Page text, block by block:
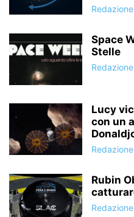
Space
Stelle
Lucy
con un
Rubin